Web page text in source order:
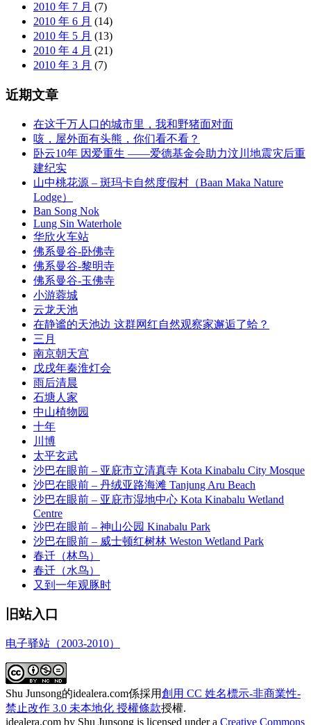
2010 年 7 月 (7)
2010 年 6 月 (14)
2010 年 5 月 (13)
2010 年 4 月 (21)
2010 年 3 月 (7)
近期文章
在这千万人口的城市里，我和野猪面对面
咳，屋外面有头熊，你们看不看？
卧云10年 因爱重生 ——爱德基金会助力汶川地震灾后重
建纪实
山中桃花源 – 斑玛卡自然度假村（Baan Maka Nature
Lodge）
Ban Song Nok
Lung Sin Waterhole
华欣火车站
佛系曼谷-卧佛寺
佛系曼谷-黎明寺
佛系曼谷-玉佛寺
小游蓉城
云龙天池
在静谧的天池边 这群网红自然观察家邂逅了蛤？
三月
南京朝天宫
戊戌年秦淮灯会
雨后清晨
石塘人家
中山植物园
十年
川博
太平玄武
沙巴在眼前 – 亚庇市立清真寺 Kota Kinabalu City Mosque
沙巴在眼前 – 丹绒亚路海滩 Tanjung Aru Beach
沙巴在眼前 – 亚庇市湿地中心 Kota Kinabalu Wetland
Centre
沙巴在眼前 – 神山公园 Kinabalu Park
沙巴在眼前 – 威士顿红树林 Weston Wetland Park
春迁（林鸟）
春迁（水鸟）
又到一年观豚时
旧站入口
电子驿站（2003-2010）
Shu Junsong的idealera.com係採用創用 CC 姓名標示-非商業性-
禁止改作 3.0 未本地化 授權條款授權.
idealera.com by Shu Junsong is licensed under a Creative Commons